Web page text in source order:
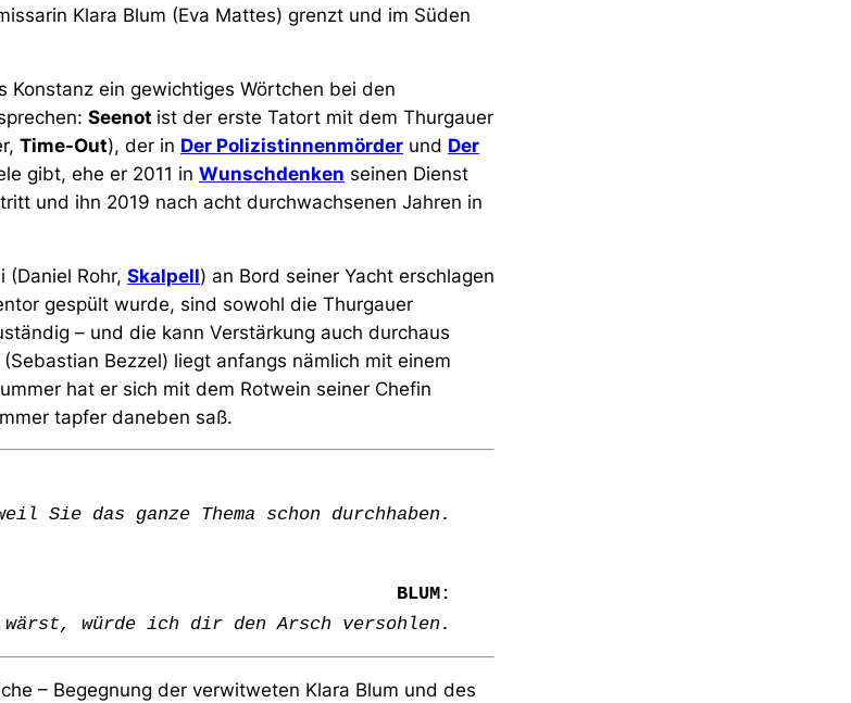
Klara Blum (Eva Mattes) grenzt und im Süden
Konstanz ein gewichtiges Wörtchen bei den
Seenot ist der erste Tatort mit dem Thurgauer
Time-Out), der in Der Polizistinnenmörder und Der
gibt, ehe er 2011 in Wunschdenken seinen Dienst
und ihn 2019 nach acht durchwachsenen Jahren in
(Daniel Rohr, Skalpell) an Bord seiner Yacht erschlagen
gespült wurde, sind sowohl die Thurgauer
– und die kann Verstärkung auch durchaus
Bezzel) liegt anfangs nämlich mit einem
hat er sich mit dem Rotwein seiner Chefin
tapfer daneben saß.
Sie das ganze Thema schon durchhaben.
BLUM:
würde ich dir den Arsch versohlen.
– Begegnung der verwitweten Klara Blum und des